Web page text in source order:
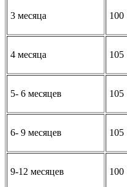
3 месяца 100
4 месяца 105
5- 6 месяцев 105
6- 9 месяцев 105
9-12 месяцев 100